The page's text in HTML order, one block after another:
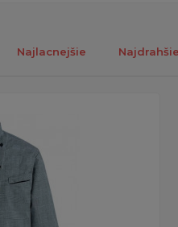
Najlacnejšie Najdrahšie